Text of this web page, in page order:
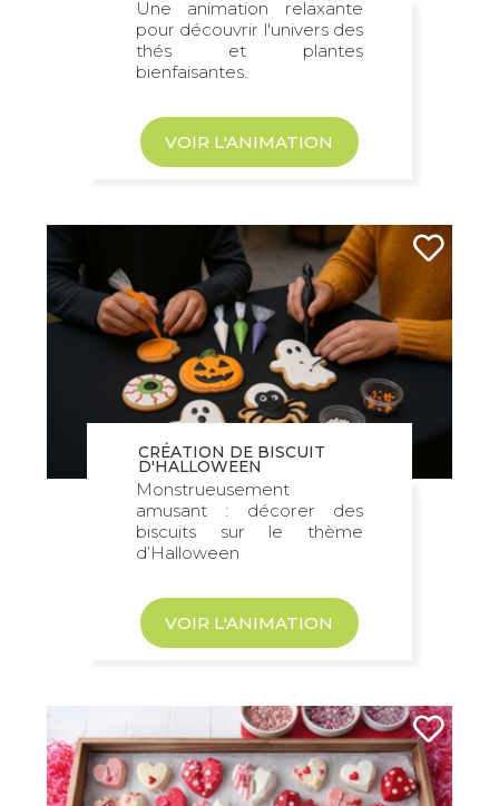
Une animation relaxante
pour découvrir l'univers des
thés et plantes
bienfaisantes.
VOIR L'ANIMATION
CRÉATION DE BISCUIT
D'HALLOWEEN
Monstrueusement
amusant : décorer des
biscuits sur le thème
d’Halloween
VOIR L'ANIMATION